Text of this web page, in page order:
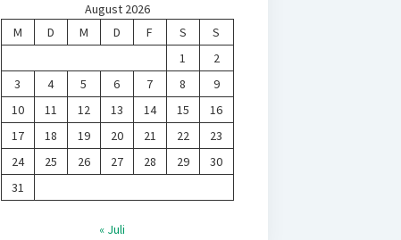
August 2026
M
D M D F S
S
1
2
3
4 5 6 7 8
9
10
11 12 13 14 15
16
17
18 19 20 21 22
23
24
25 26 27 28 29
30
31
« Juli